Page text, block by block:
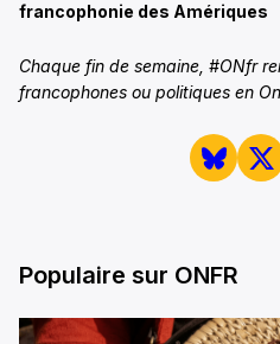
francophonie des Amériques
Chaque fin de semaine, #ONfr
francophones ou politiques en
Populaire sur ONFR